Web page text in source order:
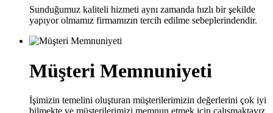
Sunduğumuz kaliteli hizmeti aynı zamanda hızlı bir şekilde
yapıyor olmamız firmamızın tercih edilme sebeplerindendir.
Müşteri Memnuniyeti
İşimizin temelini oluşturan müşterilerimizin değerlerini çok iyi